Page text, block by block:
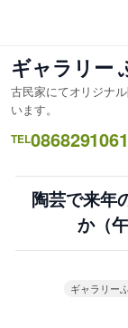
ス
キ
ッ
プ
ギャラリー
古民家にてオリジナ
います。
TEL0868291061
陶芸で来年
か（
ギャラリー